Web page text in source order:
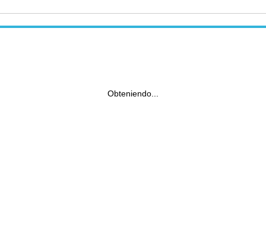
Obteniendo...